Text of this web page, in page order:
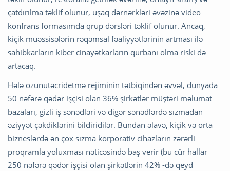
çatdırılma təklif olunur, uşaq dərnərkləri əvəzinə video
konfrans formasımda qrup dərsləri təklif olunur. Ancaq,
kiçik müəssisələrin rəqəmsal fəaliyyətlərinin artması ilə
sahibkarların kiber cinayətkarların qurbanı olma riski də
artacaq.
Hələ özünütəcridetmə rejiminin tətbiqindən əvvəl, dünyada
50 nəfərə qədər işçisi olan 36% şirkətlər müştəri məlumat
bazaları, gizli iş sənədləri və digər sənədlərdə sızmadan
əziyyət çəkdiklərini bildiridilər. Bundan əlavə, kiçik və orta
bizneslərdə ən çox sızma korporativ cihazların zərərli
proqramla yoluxması nəticəsində baş verir (bu cür hallar
250 nəfərə qədər işçisi olan şirkətlərin 42% -də qeyd